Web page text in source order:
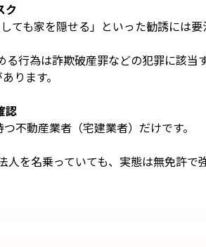
ク
ても家を隠せる」といった勧誘には要
行為は詐欺破産罪などの犯罪に該
ります。
認
不動産業者（宅建業者）だけです。
人を名乗っていても、実態は無免許